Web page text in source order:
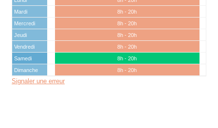
Mardi
8h - 20h
Mercredi
8h - 20h
Jeudi
8h - 20h
Vendredi
8h - 20h
Samedi
8h - 20h
Dimanche
8h - 20h
Signaler une erreur